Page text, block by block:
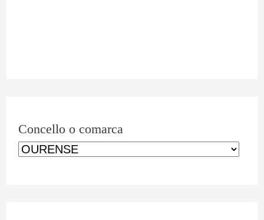
Concello o comarca